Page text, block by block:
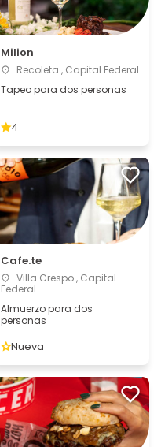
Milion
Recoleta , Capital Federal
Tapeo para dos personas
4
Cafe.te
Villa Crespo , Capital
Federal
Almuerzo para dos
personas
Nueva